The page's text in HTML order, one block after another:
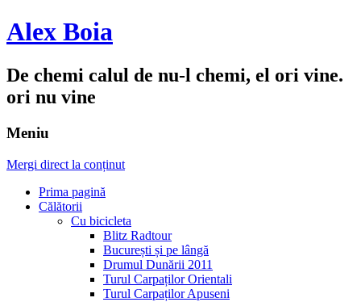
Alex Boia
De chemi calul de nu-l chemi, el ori vine.
ori nu vine
Meniu
Mergi direct la conținut
Prima pagină
Călătorii
Cu bicicleta
Blitz Radtour
București și pe lângă
Drumul Dunării 2011
Turul Carpaților Orientali
Turul Carpaților Apuseni